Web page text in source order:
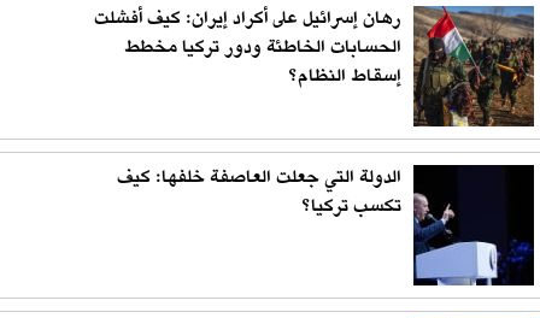
رهان إسرائيل على أكراد إيران: كيف أفشلت
الحسابات الخاطئة ودور تركيا مخطط
إسقاط النظام؟
الدولة التي جعلت العاصفة خلفها: كيف
تكسب تركيا؟